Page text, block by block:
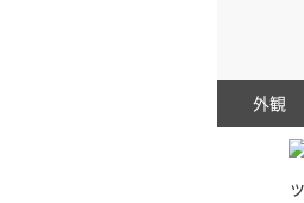
外観